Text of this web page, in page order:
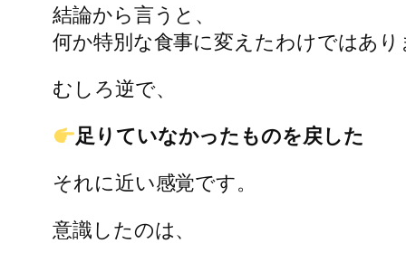
結論から言うと、
何か特別な食事に変えたわけではあ
むしろ逆で、
足りていなかったものを戻した
それに近い感覚です。
意識したのは、